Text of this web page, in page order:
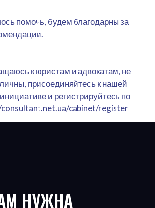
помочь, будем благодарны за
к юристам и адвокатам, не
присоединяйтесь к нашей
и регистрируйтесь по
cabinet/register
НУЖНА